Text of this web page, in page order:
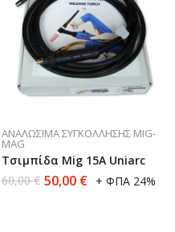
ΑΝΑΛΏΣΙΜΑ ΣΥΓΚΌΛΛΗΣΗΣ MIG-
MAG
Τσιμπίδα Mig 15Α Uniarc
60,00€ 50,00 € + ΦΠΑ 24%